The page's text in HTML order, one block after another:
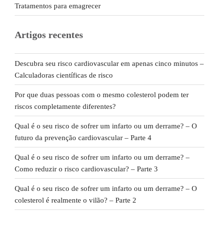
Tratamentos para emagrecer
Artigos recentes
Descubra seu risco cardiovascular em apenas cinco minutos –
Calculadoras científicas de risco
Por que duas pessoas com o mesmo colesterol podem ter
riscos completamente diferentes?
Qual é o seu risco de sofrer um infarto ou um derrame? – O
futuro da prevenção cardiovascular – Parte 4
Qual é o seu risco de sofrer um infarto ou um derrame? –
Como reduzir o risco cardiovascular? – Parte 3
Qual é o seu risco de sofrer um infarto ou um derrame? – O
colesterol é realmente o vilão? – Parte 2